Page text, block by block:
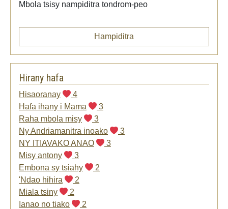
Mbola tsisy nampiditra tondrom-peo
Hampiditra
Hirany hafa
Hisaoranay
4
Hafa ihany i Mama
3
Raha mbola misy
3
Ny Andriamanitra inoako
3
NY ITIAVAKO ANAO
3
Misy antony
3
Embona sy tsiahy
2
'Ndao hihira
2
Miala tsiny
2
Ianao no tiako
2